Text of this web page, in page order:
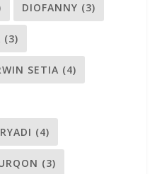
DIOFANNY (3)
(3)
SETIA (4)
(4)
(3)